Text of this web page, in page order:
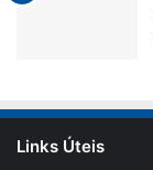
Links Úteis